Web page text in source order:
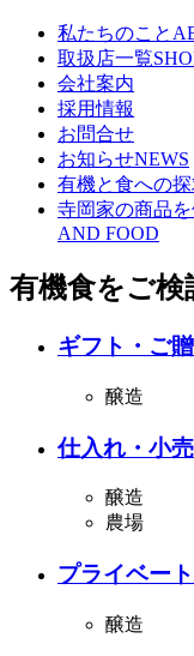
私たちのこと
取扱店一覧
会社案内
採用情報
お問合せ
お知らせNEWS
有機と食への
寺岡家の商品
AND FOOD
有機食をご検
ギフト・ご
醸造
仕入れ・小
醸造
農場
プライベー
醸造